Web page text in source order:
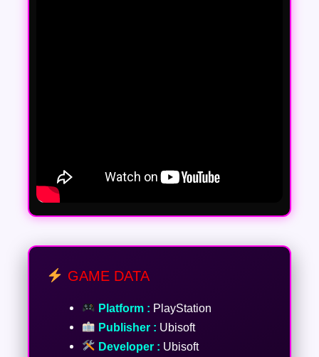
GAME DATA
Platform : PlayStation
Publisher : Ubisoft
Developer : Ubisoft